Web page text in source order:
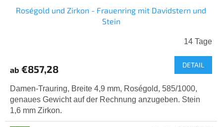
Roségold und Zirkon - Frauenring mit Davidstern und
Stein
14 Tage
ab €857,28 DETAIL
Damen-Trauring, Breite 4,9 mm, Roségold, 585/1000,
genaues Gewicht auf der Rechnung anzugeben. Stein
1,6 mm Zirkon.